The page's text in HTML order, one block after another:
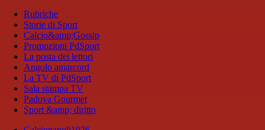
Rubriche
Storie di Sport
Calcio&amp;Gossip
Promozioni PdSport
La posta dei lettori
Angolo amarcord
La TV di PdSport
Sala stampa TV
Padova Gourmet
Sport &amp; diritto